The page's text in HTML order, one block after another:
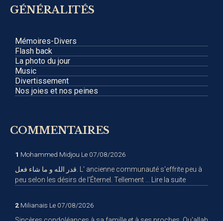
GÉNÉRALITÉS
Mémoires-Divers
Flash back
La photo du jour
Music
Divertissement
Nos joies et nos peines
COMMENTAIRES
1 Mohammed Midjou Le 07/08/2026
قدر الله و ما شاء فعل. L' ancienne communauté s'effrite peu à
peu selon les désirs de l'Éternel. Tellement ...
Lire la suite
2 Milianais Le 07/08/2026